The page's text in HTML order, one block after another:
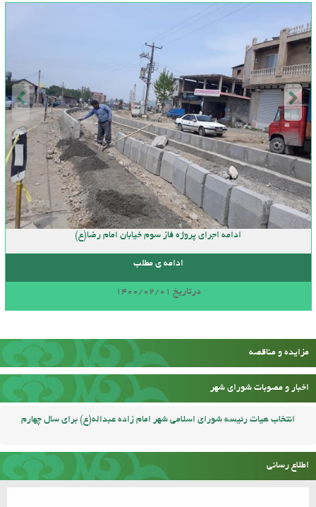
ادامه اجرای پروژه فاز سوم خیابان امام رضا(ع)
ادامه ی مطلب
درتاریخ 1400/02/01
مزایده و مناقصه
اخبار و مصوبات شورای شهر
انتخاب هیات رئیسه شورای اسلامی شهر امام زاده عبداله(ع) برای سال چهارم
اطلاع رسانی